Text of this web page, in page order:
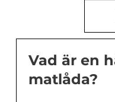
Vad är en
matlåda?